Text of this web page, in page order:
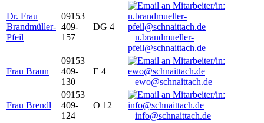
Dr. Frau
Brandmüller-
Pfeil
09153
409-
157
DG 4
n.brandmueller-
pfeil@schnaittach.de
Frau Braun
09153
409-
130
E 4
ewo@schnaittach.de
Frau Brendl
09153
409-
124
O 12
info@schnaittach.de